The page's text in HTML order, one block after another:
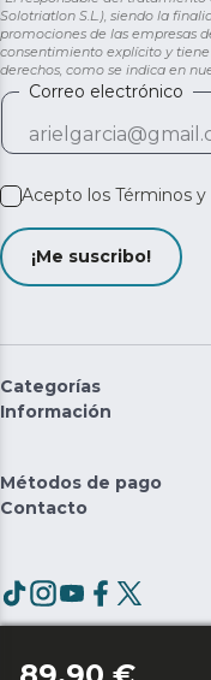
Solotriatlon S.L.), siendo la
promociones de las empresas
consentimiento explícito y
derechos, como se indica en
Correo electrónico
Acepto los Términos
¡Me suscribo!
Categorías
Información
Métodos de pago
Contacto